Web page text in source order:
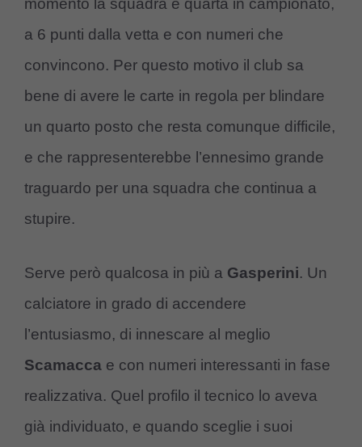
momento la squadra è quarta in campionato,
a 6 punti dalla vetta e con numeri che
convincono. Per questo motivo il club sa
bene di avere le carte in regola per blindare
un quarto posto che resta comunque difficile,
e che rappresenterebbe l’ennesimo grande
traguardo per una squadra che continua a
stupire.
Serve però qualcosa in più a Gasperini. Un
calciatore in grado di accendere
l’entusiasmo, di innescare al meglio
Scamacca e con numeri interessanti in fase
realizzativa. Quel profilo il tecnico lo aveva
già individuato, e quando sceglie i suoi